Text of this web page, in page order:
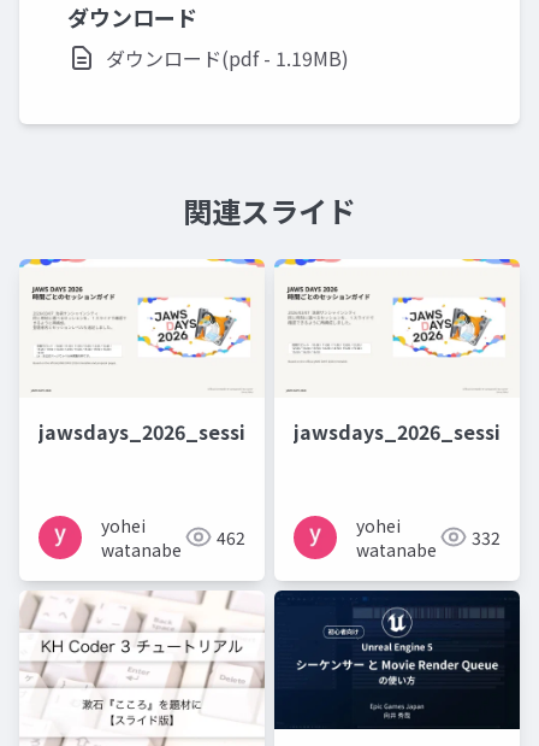
ダウンロード
ダウンロード(pdf - 1.19MB)
関連スライド
yohei
watanabe
462
yohei
watanabe
332